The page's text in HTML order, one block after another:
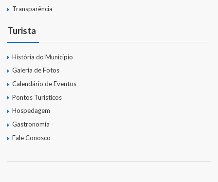
Transparência
Turista
História do Município
Galeria de Fotos
Calendário de Eventos
Pontos Turísticos
Hospedagem
Gastronomia
Fale Conosco